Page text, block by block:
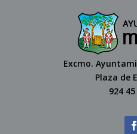
Excmo.
Plaza de
924